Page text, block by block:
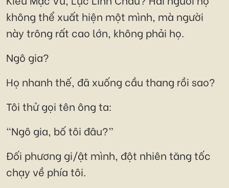
không thể xuất hiện một mình, mà người
này trông rất cao lớn, không phải họ.
Ngô gia?
Họ nhanh thế, đã xuống cầu thang rồi sao?
Tôi thử gọi tên ông ta:
“Ngô gia, bố tôi đâu?”
Đối phương gi/ật mình, đột nhiên tăng tốc
chạy về phía tôi.